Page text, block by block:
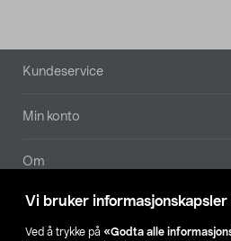
Vi bruker informasjonskapsler
Ved å trykke på «Godta alle
Bunntekst
Kundeservice
Min konto
Om
Aktuelt